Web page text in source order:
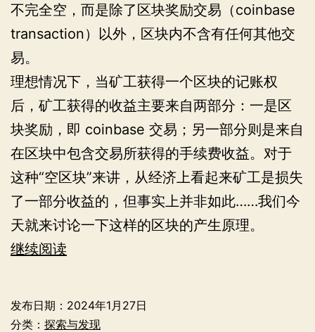
不完全空，而是除了区块奖励交易（coinbase
transaction）以外，区块内不含有任何其他交
易。
理想情况下，当矿工获得一个区块的记账权
后，矿工获得的收益主要来自两部分：一是区
块奖励，即 coinbase 交易；另一部分则是来自
在区块中包含交易所获得的手续费收益。对于
这种“空区块”来讲，从经济上看起来矿工是损失
了一部分收益的，但事实上并非如此……我们今
天就来讨论一下这样的区块的产生原理。
继续阅读
比
发布日期： 2024年1月27日
分类： 探索与发现